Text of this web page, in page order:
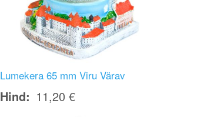
Lumekera 65 mm Viru Värav
Hind 11,20 €